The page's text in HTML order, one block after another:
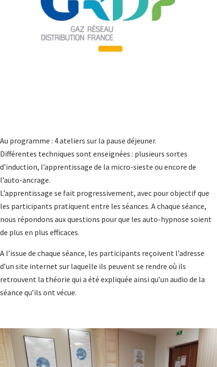
Au programme : 4 ateliers sur la pause déjeuner.
Différentes techniques sont enseignées : plusieurs sortes
d’induction, l’apprentissage de la micro-sieste ou encore de
l’auto-ancrage.
L’apprentissage se fait progressivement, avec pour objectif que
les participants pratiquent entre les séances. A chaque séance,
nous répondons aux questions pour que les auto-hypnose soient
de plus en plus efficaces.
A l’issue de chaque séance, les participants reçoivent l’adresse
d’un site internet sur laquelle ils peuvent se rendre où ils
retrouvent la théorie qui a été expliquée ainsi qu’un audio de la
séance qu’ils ont vécue.